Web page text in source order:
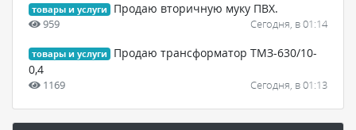
товары и услуги Продаю вторичную муку ПВХ.
959 Сегодня, в 01:14
товары и услуги
Продаю трансформатор ТМЗ-630/10-
0,4
1169 Сегодня, в 01:13